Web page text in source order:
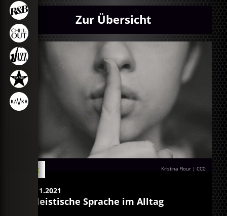
Zur Übersicht
Kristina Flour |CC0
Blog
15.11.2021
Ableistische Sprache im Alltag